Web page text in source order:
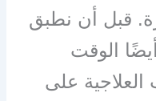
قبل أن نطبق
الوقت
العلاجية على